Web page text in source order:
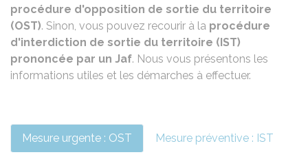
procédure d'opposition de sortie du territoire
(OST). Sinon, vous pouvez recourir à la procédure
d'interdiction de sortie du territoire (IST)
prononcée par un Jaf. Nous vous présentons les
informations utiles et les démarches à effectuer.
Mesure urgente : OST Mesure préventive : IST